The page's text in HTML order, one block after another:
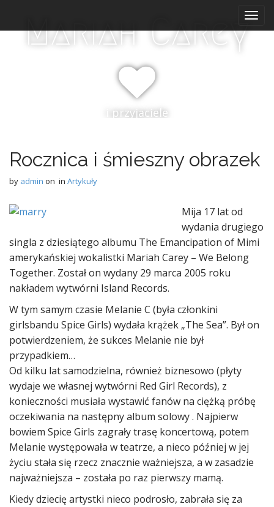
i
Mariah Carey
i przyjaciele
Rocznica i śmieszny obrazek
by admin on in Artykuły
Mija 17 lat od
wydania drugiego
singla z dziesiątego albumu The Emancipation of Mimi
amerykańskiej wokalistki Mariah Carey – We Belong
Together. Został on wydany 29 marca 2005 roku
nakładem wytwórni Island Records.
W tym samym czasie Melanie C (była członkini
girlsbandu Spice Girls) wydała krążek „The Sea”. Był on
potwierdzeniem, że sukces Melanie nie był
przypadkiem…
Od kilku lat samodzielna, również biznesowo (płyty
wydaje we własnej wytwórni Red Girl Records), z
konieczności musiała wystawić fanów na ciężką próbę
oczekiwania na następny album solowy . Najpierw
bowiem Spice Girls zagrały trasę koncertową, potem
Melanie występowała w teatrze, a nieco później w jej
życiu stała się rzecz znacznie ważniejsza, a w zasadzie
najważniejsza – została po raz pierwszy mamą.
Kiedy dziecię artystki nieco podrosło, zabrała się za